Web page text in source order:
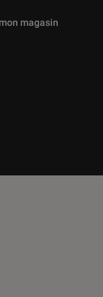
proposées
magasin